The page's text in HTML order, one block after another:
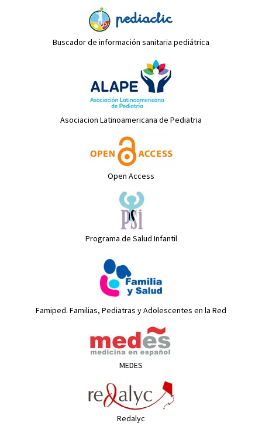
Buscador de información sanitaria pediátrica
Asociacion Latinoamericana de Pediatria
Open Access
Programa de Salud Infantil
Famiped. Familias, Pediatras y Adolescentes en la Red
MEDES
Redalyc